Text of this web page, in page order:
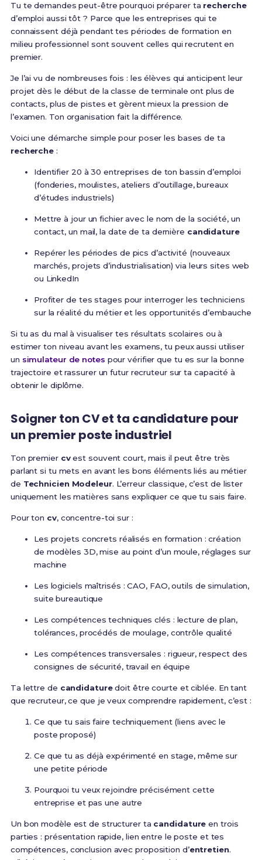
Tu te demandes peut-être pourquoi préparer ta recherche
d’emploi aussi tôt ? Parce que les entreprises qui te
connaissent déjà pendant tes périodes de formation en
milieu professionnel sont souvent celles qui recrutent en
premier.
Je l’ai vu de nombreuses fois : les élèves qui anticipent leur
projet dès le début de la classe de terminale ont plus de
contacts, plus de pistes et gèrent mieux la pression de
l’examen. Ton organisation fait la différence.
Voici une démarche simple pour poser les bases de ta
recherche :
Identifier 20 à 30 entreprises de ton bassin d’emploi
(fonderies, moulistes, ateliers d’outillage, bureaux
d’études industriels)
Mettre à jour un fichier avec le nom de la société, un
contact, un mail, la date de ta dernière candidature
Repérer les périodes de pics d’activité (nouveaux
marchés, projets d’industrialisation) via leurs sites web
ou LinkedIn
Profiter de tes stages pour interroger les techniciens
sur la réalité du métier et les opportunités d’embauche
Si tu as du mal à visualiser tes résultats scolaires ou à
estimer ton niveau avant les examens, tu peux aussi utiliser
un simulateur de notes pour vérifier que tu es sur la bonne
trajectoire et rassurer un futur recruteur sur ta capacité à
obtenir le diplôme.
Soigner ton CV et ta candidature pour
un premier poste industriel
Ton premier cvest souvent court, mais il peut être très
parlant si tu mets en avant les bons éléments liés au métier
de Technicien Modeleur. L’erreur classique, c’est de lister
uniquement les matières sans expliquer ce que tu sais faire.
Pour ton cv, concentre-toi sur :
Les projets concrets réalisés en formation : création
de modèles 3D, mise au point d’un moule, réglages sur
machine
Les logiciels maîtrisés : CAO, FAO, outils de simulation,
suite bureautique
Les compétences techniques clés : lecture de plan,
tolérances, procédés de moulage, contrôle qualité
Les compétences transversales : rigueur, respect des
consignes de sécurité, travail en équipe
Ta lettre de candidaturedoit être courte et ciblée. En tant
que recruteur, ce que je veux comprendre rapidement, c’est :
Ce que tu sais faire techniquement (liens avec le
poste proposé)
Ce que tu as déjà expérimenté en stage, même sur
une petite période
Pourquoi tu veux rejoindre précisément cette
entreprise et pas une autre
Un bon modèle est de structurer ta candidature en trois
parties : présentation rapide, lien entre le poste et tes
compétences, conclusion avec proposition d’entretien.